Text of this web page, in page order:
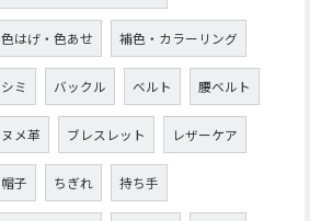
色はげ・色あせ 補色・カラーリング
シミ バックル ベルト 腰ベルト
ヌメ革 ブレスレット レザーケア
帽子 ちぎれ 持ち手